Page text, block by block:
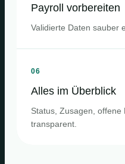
Payroll vorbereiten
Validierte Daten sauber
06
Alles im Überblick
Status, Zusagen,
transparent.